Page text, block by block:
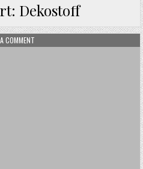
Dekostoff
COMMENT